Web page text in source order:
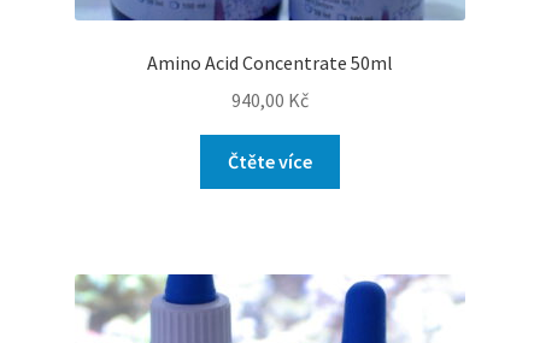
Amino Acid Concentrate 50ml
940,00 Kč
Čtěte více